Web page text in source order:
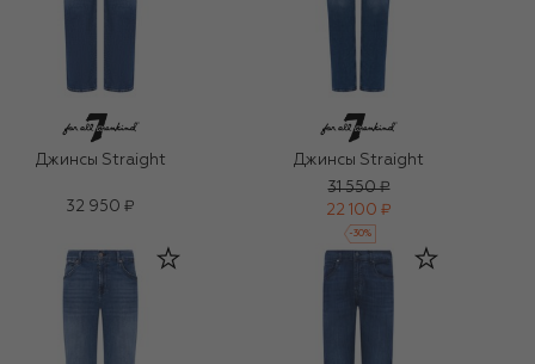
Джинсы Straight
32 950 ₽
Джинсы Straight
31 550 ₽
22 100 ₽
-30%